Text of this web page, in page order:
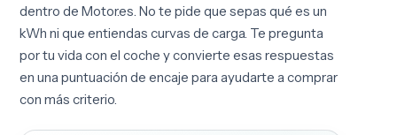
dentro de Motor.es. No te pide que sepas qué es un
kWh ni que entiendas curvas de carga. Te pregunta
por tu vida con el coche y convierte esas respuestas
en una puntuación de encaje para ayudarte a comprar
con más criterio.